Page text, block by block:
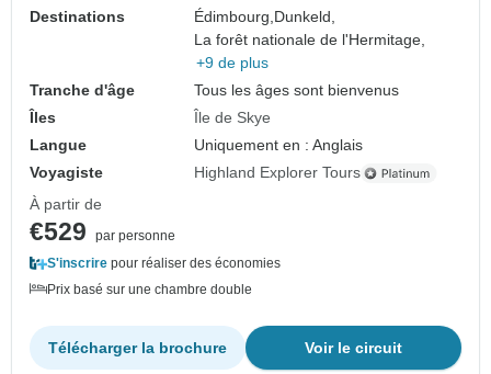
Destinations
Édimbourg,Dunkeld,
La forêt nationale de l'Hermitage,
+9 de plus
Tranche d'âge
Tous les âges sont bienvenus
Îles
Île de Skye
Langue
Uniquement en : Anglais
Voyagiste
Highland Explorer Tours
À partir de
€529
par personne
S'inscrire pour réaliser des économies
Prix basé sur une chambre double
Voir le circuit
Télécharger la brochure